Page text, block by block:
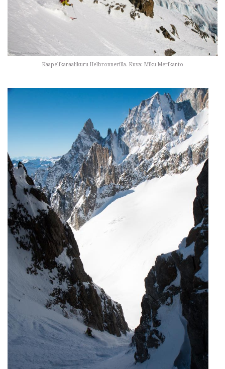
Kaapelikanaalikuru Helbronnerilla. Kuva: Miku Merikanto